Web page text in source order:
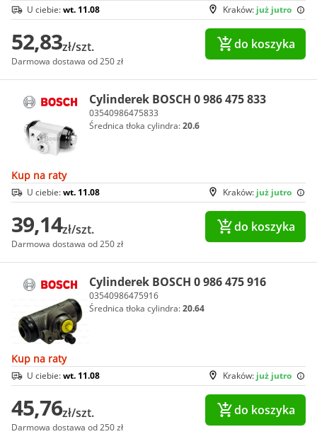
Kraków: już jutro
U ciebie:wt. 11.08
52,83zł/szt.
Darmowa dostawa od 250 zł
do koszyka
Cylinderek BOSCH 0 986 475 833
03540986475833
Średnica tłoka cylindra:20.6
Kup na raty
Kraków: już jutro
U ciebie:wt. 11.08
39,14zł/szt.
Darmowa dostawa od 250 zł
do koszyka
Cylinderek BOSCH 0 986 475 916
03540986475916
Średnica tłoka cylindra:20.64
Kup na raty
Kraków: już jutro
U ciebie:wt. 11.08
45,76zł/szt.
Darmowa dostawa od 250 zł
do koszyka